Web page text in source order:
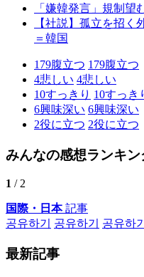
「嫌韓発言」規制望
【社説】孤立を招
＝韓国
179腹立つ 179腹立つ
4悲しい 4悲しい
10すっきり 10すっき
6興味深い 6興味深い
2役に立つ 2役に立つ
みんなの感想ランキン
1 / 2
国際・日本記事
공유하기
공유하기 공유하기
最新記事